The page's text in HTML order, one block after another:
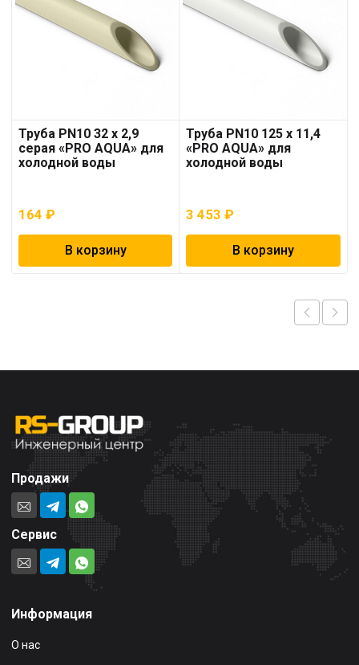
Труба PN10 32 x 2,9
серая «PRO AQUA» для
холодной воды
164 ₽
В корзину
Труба PN10 125 x 11,4
«PRO AQUA» для
холодной воды
3 453₽
В корзину
Продажи
Сервис
Информация
О нас